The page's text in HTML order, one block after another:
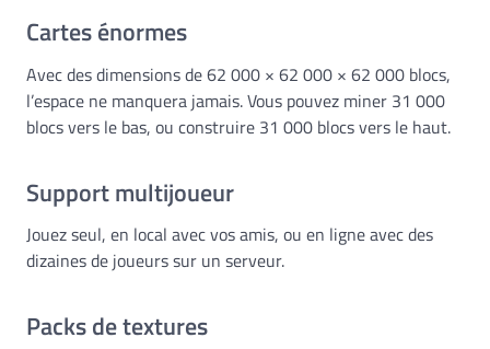
Cartes énormes
Avec des dimensions de 62 000 × 62 000 × 62 000 blocs,
l’espace ne manquera jamais. Vous pouvez miner 31 000
blocs vers le bas, ou construire 31 000 blocs vers le haut.
Support multijoueur
Jouez seul, en local avec vos amis, ou en ligne avec des
dizaines de joueurs sur un serveur.
Packs de textures